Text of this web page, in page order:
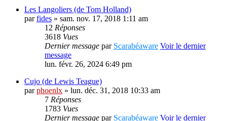
Les Langoliers (de Tom Holland)
parfides » sam. nov. 17, 2018 1:11 am
12 Réponses
3618 Vues
Dernier message par Scarabéaware Voir le dernier
message
lun. févr. 26, 2024 6:49 pm
Cujo (de Lewis Teague)
parphoenlx » lun. déc. 31, 2018 10:33 am
7 Réponses
1783 Vues
Dernier message par Scarabéaware Voir le dernier